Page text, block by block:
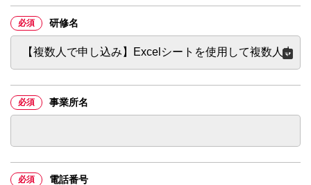
必須 研修名
必須 事業所名
必須 電話番号